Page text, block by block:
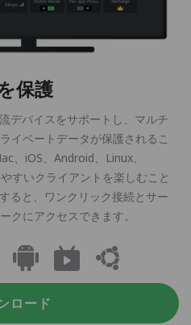
保護
デバイスをサポートし、マルチ
イベートデータが保護されるこ
、iOS、Android、Linux、
すいクライアントを楽しむこと
ると、ワンクリック接続とサー
クにアクセスできます。
ロード